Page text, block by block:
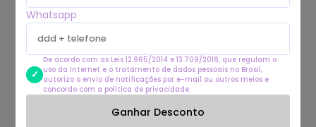
Whatsapp
De acordo com as Leis 12.965/2014 e 13.709/2018, que regulam o
uso da Internet e o tratamento de dados pessoais no Brasil,
autorizo o envio de notificações por e-mail ou outros meios e
concordo com a política de privacidade.
Ganhar Desconto